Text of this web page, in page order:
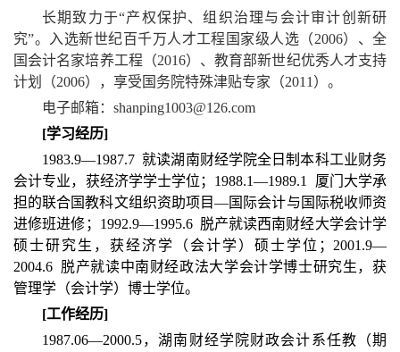
长期致力于“产权保护、组织治理与会计审计创新研
究”。入选新世纪百千万人才工程国家级人选（2006）、全
国会计名家培养工程（2016）、教育部新世纪优秀人才支持
计划（2006），享受国务院特殊津贴专家（2011）。
电子邮箱： shanping1003@126.com
[学习经历]
1983.9—1987.7 就读湖南财经学院全日制本科工业财务
会计专业，获经济学学士学位；1988.1—1989.1 厦门大学承
担的联合国教科文组织资助项目—国际会计与国际税收师资
进修班进修；1992.9—1995.6 脱产就读西南财经大学会计学
硕士研究生，获经济学（会计学）硕士学位；2001.9—
2004.6 脱产就读中南财经政法大学会计学博士研究生，获
管理学（会计学）博士学位。
[工作经历]
1987.06—2000.5，湖南财经学院财政会计系任教（期